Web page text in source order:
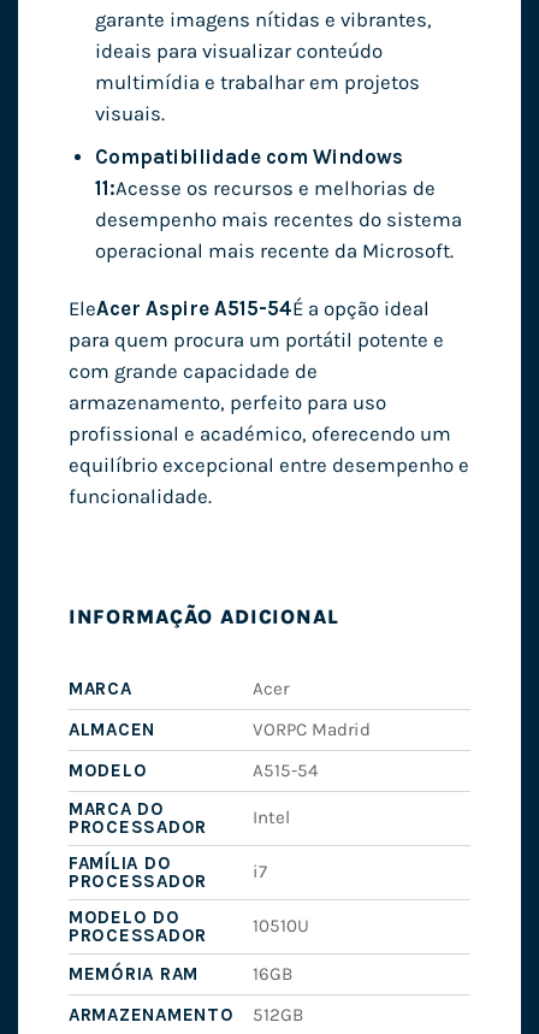
garante imagens nítidas e vibrantes,
ideais para visualizar conteúdo
multimídia e trabalhar em projetos
visuais.
Compatibilidade com Windows
11:Acesse os recursos e melhorias de
desempenho mais recentes do sistema
operacional mais recente da Microsoft.
EleAcer Aspire A515-54É a opção ideal
para quem procura um portátil potente e
com grande capacidade de
armazenamento, perfeito para uso
profissional e académico, oferecendo um
equilíbrio excepcional entre desempenho e
funcionalidade.
INFORMAÇÃO ADICIONAL
MARCA
Acer
ALMACEN
VORPC Madrid
MODELO
A515-54
MARCA DO
PROCESSADOR
Intel
FAMÍLIA DO
PROCESSADOR
i7
MODELO DO
PROCESSADOR
10510U
MEMÓRIA RAM
16GB
ARMAZENAMENTO
512GB